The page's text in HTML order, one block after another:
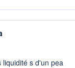
s d'un pea